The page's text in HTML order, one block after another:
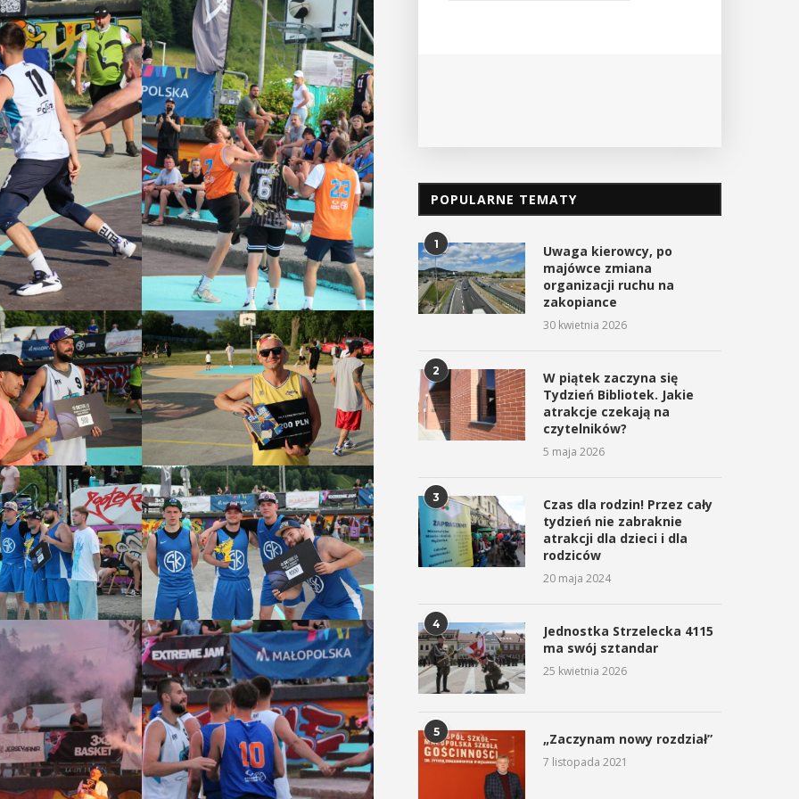
POPULARNE TEMATY
1
Uwaga kierowcy, po
majówce zmiana
organizacji ruchu na
zakopiance
30 kwietnia 2026
2
W piątek zaczyna się
Tydzień Bibliotek. Jakie
atrakcje czekają na
czytelników?
5 maja 2026
3
Czas dla rodzin! Przez cały
tydzień nie zabraknie
atrakcji dla dzieci i dla
rodziców
20 maja 2024
4
Jednostka Strzelecka 4115
ma swój sztandar
25 kwietnia 2026
5 „Zaczynam nowy rozdział”
7 listopada 2021